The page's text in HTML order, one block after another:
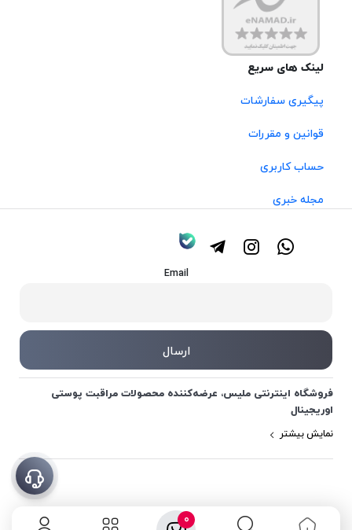
0
لینک های سریع
پیگیری سفارشات
قوانین و مقررات
حساب کاربری
مجله خبری
Email
فروشگاه اینترنتی ملیس، عرضه‌کننده محصولات مراقبت پوستی
اوریجینال
نمایش بیشتر